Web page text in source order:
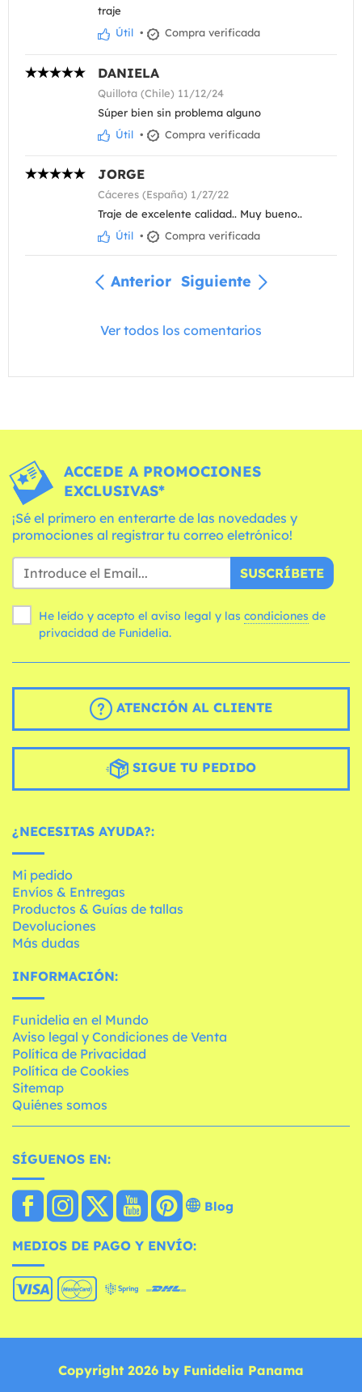
traje
Útil • Compra verificada
DANIELA
Quillota (Chile) 11/12/24
Súper bien sin problema alguno
Útil • Compra verificada
JORGE
Cáceres (España) 1/27/22
Traje de excelente calidad.. Muy bueno..
Útil • Compra verificada
Anterior Siguiente
Ver todos los comentarios
ACCEDE A PROMOCIONES
EXCLUSIVAS*
¡Sé el primero en enterarte de las novedades y
promociones al registrar tu correo eletrónico!
SUSCRÍBETE
He leído y acepto el aviso legal y las condiciones
privacidad de Funidelia.
ATENCIÓN AL CLIENTE
SIGUE TU PEDIDO
¿NECESITAS AYUDA?:
Mi pedido
Envíos & Entregas
Productos & Guías de tallas
Devoluciones
Más dudas
INFORMACIÓN:
Funidelia en el Mundo
Aviso legal y Condiciones de Venta
Política de Privacidad
Política de Cookies
Sitemap
Quiénes somos
SÍGUENOS EN:
Blog
MEDIOS DE PAGO Y ENVÍO:
Copyright 2026 by Funidelia Panama